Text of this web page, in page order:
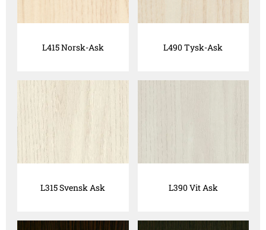
L415 Norsk-Ask L490 Tysk-Ask
L315 Svensk Ask L390 Vit Ask